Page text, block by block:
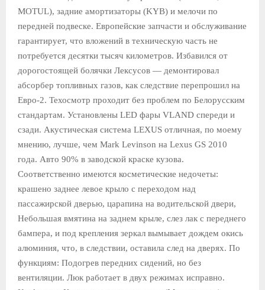
MOTUL), задние амортизаторы (KYB) и мелочи по
передней подвеске. Европейские запчасти и обслуживание
гарантирует, что вложений в техническую часть не
потребуется десятки тысяч километров. Избавился от
дорогостоящей болячки Лексусов — демонтировал
абсорбер топливных газов, как следствие перепрошил на
Евро-2. Техосмотр проходит без проблем по Белорусским
стандартам. Установлены LED фары VLAND спереди и
сзади. Акустическая система LEXUS отличная, по моему
мнению, лучше, чем Маrk Levinson на Lexus GS 2010
года. Авто 90% в заводской краске кузова.
Соответственно имеются косметические недочеты:
крашено заднее левое крыло с переходом над
пассажирской дверью, царапина на водительской двери,
Небольшая вмятина на заднем крыле, слез лак с переднего
бампера, и под крепления зеркал вымывает дождем окись
алюминия, что, в следствии, оставила след на дверях. По
функциям: Подогрев передних сидений, но без
вентиляции. Люк работает в двух режимах исправно.